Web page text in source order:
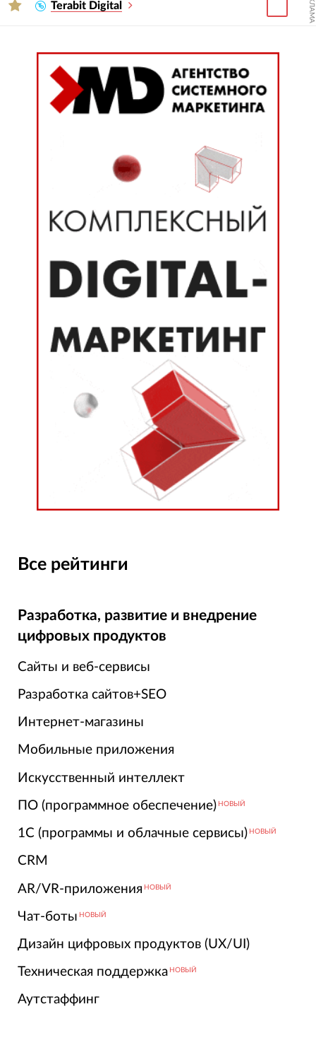
Terabit Digital
Все рейтинги
Разработка, развитие и внедрение
цифровых продуктов
Сайты и веб-сервисы
Разработка сайтов+SEO
Интернет-магазины
Мобильные приложения
Искусственный интеллект
ПО (программное обеспечение) НОВЫЙ
1С (программы и облачные сервисы) НОВЫЙ
CRM
AR/VR-приложения НОВЫЙ
Чат-боты НОВЫЙ
Дизайн цифровых продуктов (UX/UI)
Техническая поддержка НОВЫЙ
Аутстаффинг